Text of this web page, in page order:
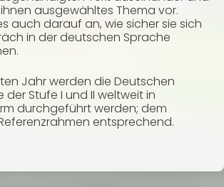
ausgewähltes Thema vor.
auch darauf an, wie sicher sie sich
in der deutschen Sprache
Jahr werden die Deutschen
Stufe I und II weltweit in
durchgeführt werden; dem
entsprechend.